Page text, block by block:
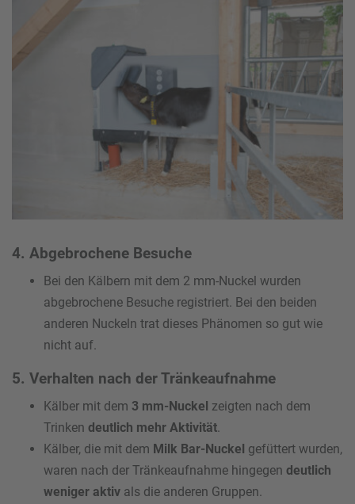
4. Abgebrochene Besuche
Bei den Kälbern mit dem 2 mm-Nuckel wurden
abgebrochene Besuche registriert. Bei den beiden
anderen Nuckeln trat dieses Phänomen so gut wie
nicht auf.
5. Verhalten nach der Tränkeaufnahme
Kälber mit dem 3 mm-Nuckel zeigten nach dem
Trinken deutlich mehr Aktivität.
Kälber, die mit dem Milk Bar-Nuckel gefüttert wurden,
waren nach der Tränkeaufnahme hingegen deutlich
weniger aktiv als die anderen Gruppen.